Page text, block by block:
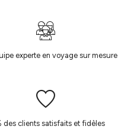
experte en voyage sur mesure
des clients satisfaits et fidèles